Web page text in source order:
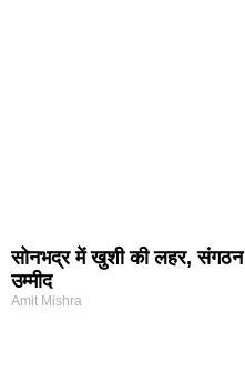
सोनभद्र में खुशी की लहर,
उम्मीद
Amit Mishra